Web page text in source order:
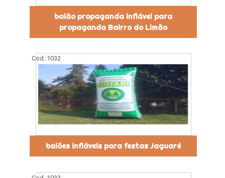
balão propaganda inflável para
propaganda Bairro do Limão
Cod.:1032
balões infláveis para festas Jaguaré